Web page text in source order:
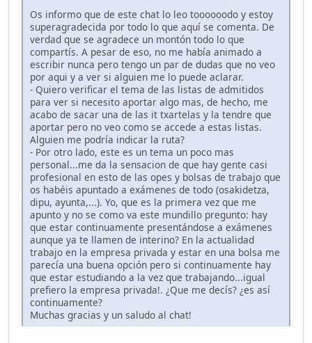
Os informo que de este chat lo leo toooooodo y estoy
superagradecida por todo lo que aquí se comenta. De
verdad que se agradece un montón todo lo que
compartís. A pesar de eso, no me había animado a
escribir nunca pero tengo un par de dudas que no veo
por aqui y a ver si alguien me lo puede aclarar.
- Quiero verificar el tema de las listas de admitidos
para ver si necesito aportar algo mas, de hecho, me
acabo de sacar una de las it txartelas y la tendre que
aportar pero no veo como se accede a estas listas.
Alguien me podría indicar la ruta?
- Por otro lado, este es un tema un poco mas
personal...me da la sensacion de que hay gente casi
profesional en esto de las opes y bolsas de trabajo que
os habéis apuntado a exámenes de todo (osakidetza,
dipu, ayunta,...). Yo, que es la primera vez que me
apunto y no se como va este mundillo pregunto: hay
que estar continuamente presentándose a exámenes
aunque ya te llamen de interino? En la actualidad
trabajo en la empresa privada y estar en una bolsa me
parecía una buena opción pero si continuamente hay
que estar estudiando a la vez que trabajando...igual
prefiero la empresa privada!. ¿Que me decís? ¿es así
continuamente?
Muchas gracias y un saludo al chat!